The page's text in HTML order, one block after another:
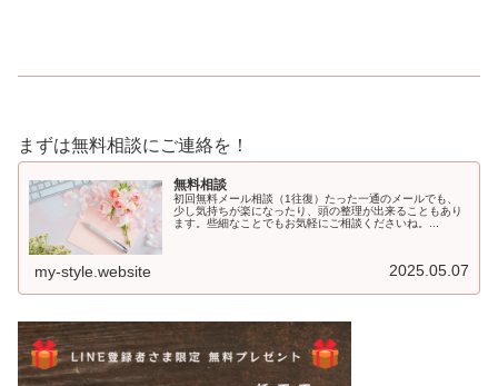
まずは無料相談にご連絡を！
無料相談
初回無料メール相談（1往復）たった一通のメールでも、
少し気持ちが楽になったり、頭の整理が出来ることもあり
ます。些細なことでもお気軽にご相談くださいね。...
my-style.website 2025.05.07